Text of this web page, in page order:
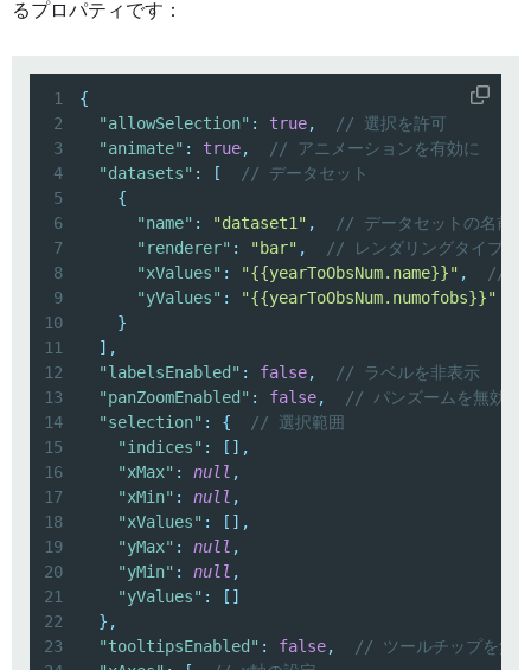
るプロパティです：
1
{
2
"allowSelection" : true,
// 選択を許可
3
"animate" : true,
// アニメーションを有効に
4
"datasets" : [
// データセット
5
{
6
"name" : "dataset1" ,
// データセットの名前
7
"renderer" : "bar" ,
// レンダリングタイプ
8
"xValues" : "{{yearToObsNum.name}}" ,
// x
9
"yValues" : "{{yearToObsNum.numofobs}}"
10
}
11
] ,
12
"labelsEnabled" : false,
// ラベルを非表示
13
"panZoomEnabled" : false,
// パンズームを無効に
14
"selection" : {
// 選択範囲
15
"indices" : [ ] ,
16
"xMax" : null ,
17
"xMin" : null ,
18
"xValues" : [ ] ,
19
"yMax" : null ,
20
"yMin" : null ,
21
"yValues" : [ ]
22
} ,
23
"tooltipsEnabled" : false,
// ツールチップを無